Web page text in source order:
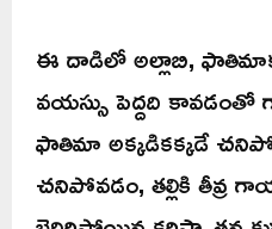
ఈ దాడిలో అల్లాబి,
వయస్సు పెద్దది
ఫాతిమా అక్కడికక్కడే
చనిపోవడం, తల్లికి తీవ్ర